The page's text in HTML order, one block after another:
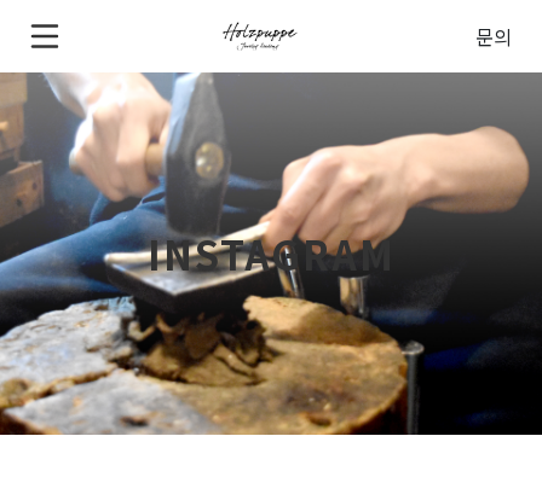
문의
INSTAGRAM